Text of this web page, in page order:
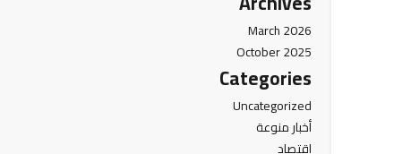
March 2026
October 2025
Categories
Uncategorized
أخبار منوعة
اقتصاد